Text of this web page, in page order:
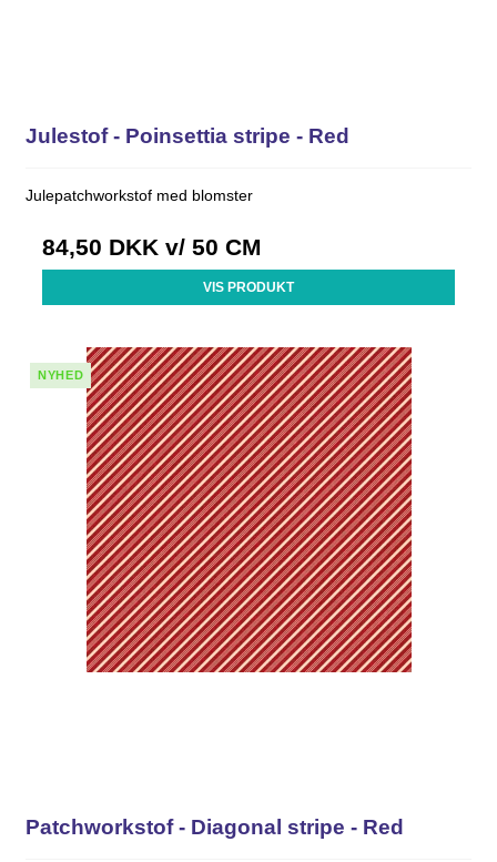
Julestof - Poinsettia stripe - Red
Julepatchworkstof med blomster
84,50 DKK v/ 50 CM
VIS PRODUKT
NYHED
Patchworkstof - Diagonal stripe - Red